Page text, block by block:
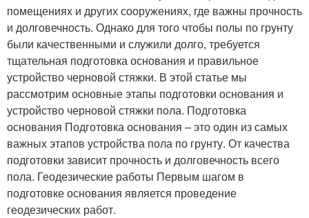
помещениях и других сооружениях, где важны прочность
и долговечность. Однако для того чтобы полы по грунту
были качественными и служили долго, требуется
тщательная подготовка основания и правильное
устройство черновой стяжки. В этой статье мы
рассмотрим основные этапы подготовки основания и
устройство черновой стяжки пола. Подготовка
основания Подготовка основания – это один из самых
важных этапов устройства пола по грунту. От качества
подготовки зависит прочность и долговечность всего
пола. Геодезические работы Первым шагом в
подготовке основания является проведение
геодезических работ.